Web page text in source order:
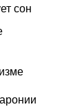
сон